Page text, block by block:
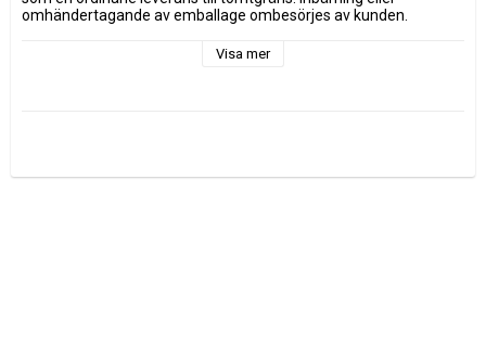
omhändertagande av emballage ombesörjes av kunden.
Visa mer